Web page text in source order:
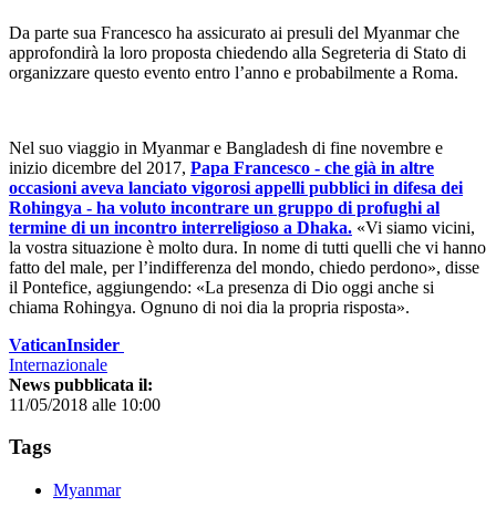
Da parte sua Francesco ha assicurato ai presuli del Myanmar che
approfondirà la loro proposta chiedendo alla Segreteria di Stato di
organizzare questo evento entro l’anno e probabilmente a Roma.
Nel suo viaggio in Myanmar e Bangladesh di fine novembre e
inizio dicembre del 2017, Papa Francesco - che già in altre
occasioni aveva lanciato vigorosi appelli pubblici in difesa dei
Rohingya - ha voluto incontrare un gruppo di profughi al
termine di un incontro interreligioso a Dhaka. «Vi siamo vicini,
la vostra situazione è molto dura. In nome di tutti quelli che vi hanno
fatto del male, per l’indifferenza del mondo, chiedo perdono», disse
il Pontefice, aggiungendo: «La presenza di Dio oggi anche si
chiama Rohingya. Ognuno di noi dia la propria risposta».
VaticanInsider
Internazionale
News pubblicata il:
11/05/2018 alle 10:00
Tags
Myanmar